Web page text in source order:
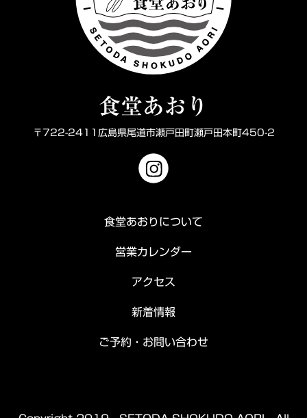
食堂あおり
〒722-2411広島県尾道市瀬戸田町瀬戸田本町450-2
食堂あおりについて
営業カレンダー
アクセス
新着情報
ご予約・お問い合わせ